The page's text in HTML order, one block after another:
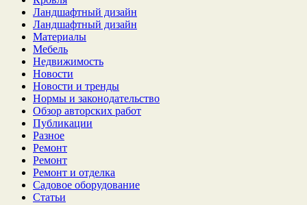
Ландшафтный дизайн
Ландшафтный дизайн
Материалы
Мебель
Недвижимость
Новости
Новости и тренды
Нормы и законодательство
Обзор авторских работ
Публикации
Разное
Ремонт
Ремонт
Ремонт и отделка
Садовое оборудование
Статьи